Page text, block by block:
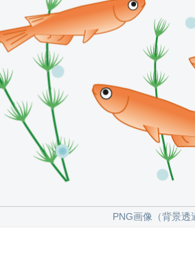
PNG画像（背景透